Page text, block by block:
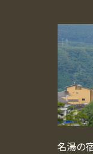
名湯の